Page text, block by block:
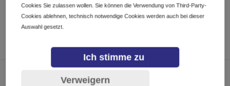
Cookies Sie zulassen wollen. Sie können die Verwendung von Third-Party-
Cookies ablehnen, technisch notwendige Cookies werden auch bei dieser
Auswahl gesetzt.
Ich stimme zu
Verweigern